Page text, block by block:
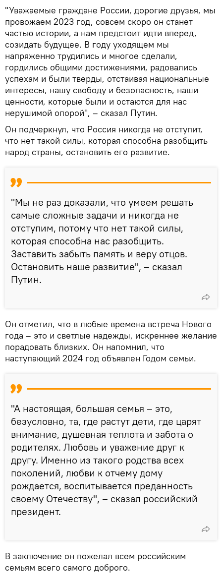
"Уважаемые граждане России, дорогие друзья, мы
провожаем 2023 год, совсем скоро он станет
частью истории, а нам предстоит идти вперед,
созидать будущее. В году уходящем мы
напряженно трудились и многое сделали,
гордились общими достижениями, радовались
успехам и были тверды, отстаивая национальные
интересы, нашу свободу и безопасность, наши
ценности, которые были и остаются для нас
нерушимой опорой", – сказал Путин.
Он подчеркнул, что Россия никогда не отступит,
что нет такой силы, которая способна разобщить
народ страны, остановить его развитие.
"Мы не раз доказали, что умеем решать
самые сложные задачи и никогда не
отступим, потому что нет такой силы,
которая способна нас разобщить.
Заставить забыть память и веру отцов.
Остановить наше развитие", – сказал
Путин.
Он отметил, что в любые времена встреча Нового
года – это и светлые надежды, искреннее желание
порадовать близких. Он напомнил, что
наступающий 2024 год объявлен Годом семьи.
"А настоящая, большая семья – это,
безусловно, та, где растут дети, где царят
внимание, душевная теплота и забота о
родителях. Любовь и уважение друг к
другу. Именно из такого родства всех
поколений, любви к отчему дому
рождается, воспитывается преданность
своему Отечеству", – сказал российский
президент.
В заключение он пожелал всем российским
семьям всего самого доброго.